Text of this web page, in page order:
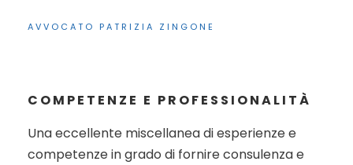
AVVOCATO PATRIZIA ZINGONE
COMPETENZE E PROFESSIONALITÀ
Una eccellente miscellanea di esperienze e
competenze in grado di fornire consulenza e